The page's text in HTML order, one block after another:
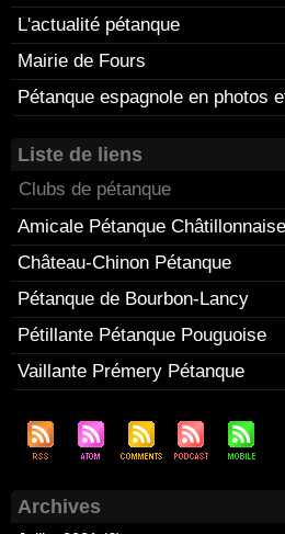
L'actualité pétanque
Mairie de Fours
Pétanque espagnole en photos
Liste de liens
Clubs de pétanque
Amicale Pétanque Châtillonnaise
Château-Chinon Pétanque
Pétanque de Bourbon-Lancy
Pétillante Pétanque Pouguoise
Vaillante Prémery Pétanque
Archives